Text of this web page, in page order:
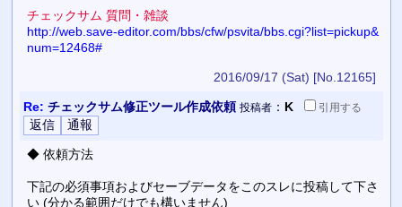
チェックサム 質問・雑談
http://web.save-editor.com/bbs/cfw/psvita/bbs.cgi?list=pickup&
num=12468#
2016/09/17 (Sat) [No.12165]
Re: チェックサム修正ツール作成依頼 投稿者： K 引用する
◆ 依頼方法
下記の必須事項およびセーブデータをこのスレに投稿して下さ
い (分かる範囲だけでも構いません)